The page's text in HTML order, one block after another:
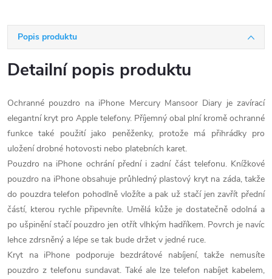
Popis produktu
Detailní popis produktu
Ochranné pouzdro na iPhone Mercury Mansoor Diary je zavírací
elegantní kryt pro Apple telefony. Příjemný obal plní kromě ochranné
funkce také použití jako peněženky, protože má přihrádky pro
uložení drobné hotovosti nebo platebních karet.
Pouzdro na iPhone ochrání přední i zadní část telefonu. Knížkové
pouzdro na iPhone obsahuje průhledný plastový kryt na záda, takže
do pouzdra telefon pohodlně vložíte a pak už stačí jen zavřít přední
částí, kterou rychle připevníte. Umělá kůže je dostatečně odolná a
po ušpinění stačí pouzdro jen otřít vlhkým hadříkem. Povrch je navíc
lehce zdrsněný a lépe se tak bude držet v jedné ruce.
Kryt na iPhone podporuje bezdrátové nabíjení, takže nemusíte
pouzdro z telefonu sundavat. Také ale lze telefon nabíjet kabelem,